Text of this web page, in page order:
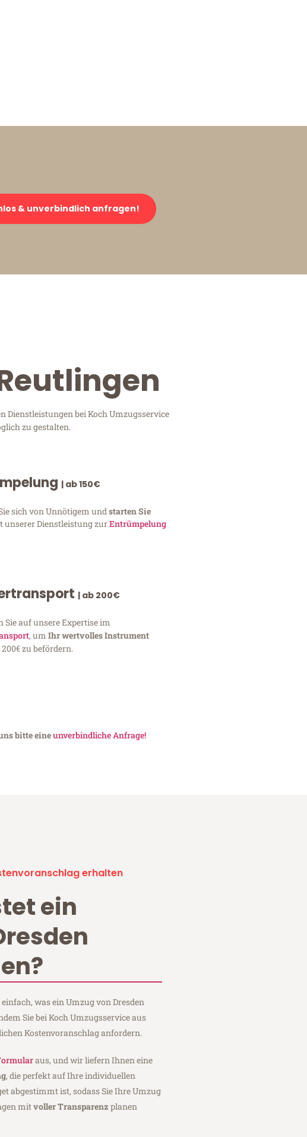
& unverbindlich anfragen!
Dienstleistungen bei Koch Umzugsservice
zu gestalten.
| ab 150€
sich von Unnötigem und starten Sie
unserer Dienstleistung zurEntrümpelung
| ab 200€
Sie auf unsere Expertise im
, um Ihr wertvolles Instrument
zu befördern.
bitte eineunverbindliche Anfrage!
erhalten
ein
was ein Umzug von Dresden
Sie bei Koch Umzugsservice aus
Kostenvoranschlag anfordern.
aus, und wir liefern Ihnen eine
, die perfekt auf Ihre individuellen
abgestimmt ist, sodass Sie Ihre Umzug
mitvoller Transparenz planen